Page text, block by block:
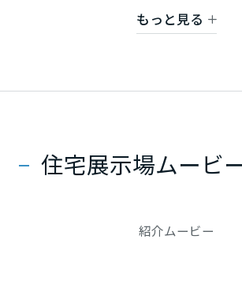
ご家族が思い思いに過ごし、体験共
「アライビング」。
災害が発生しても、ご家族と暮らし
です。
もっと見る
住宅展示場ムービ
紹介ムービー
滋賀県